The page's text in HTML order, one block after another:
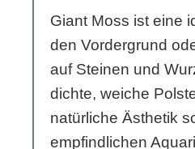
Giant Moss ist eine
den Vordergrund
auf Steinen und
dichte, weiche
natürliche Ästhetik
empfindlichen